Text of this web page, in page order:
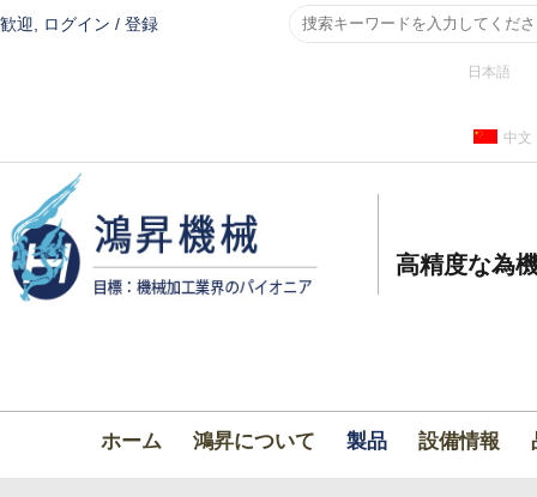
歓迎, ログイン / 登録
日本語
中文
高精度な為
ホーム 鴻昇について 製品 設備情報